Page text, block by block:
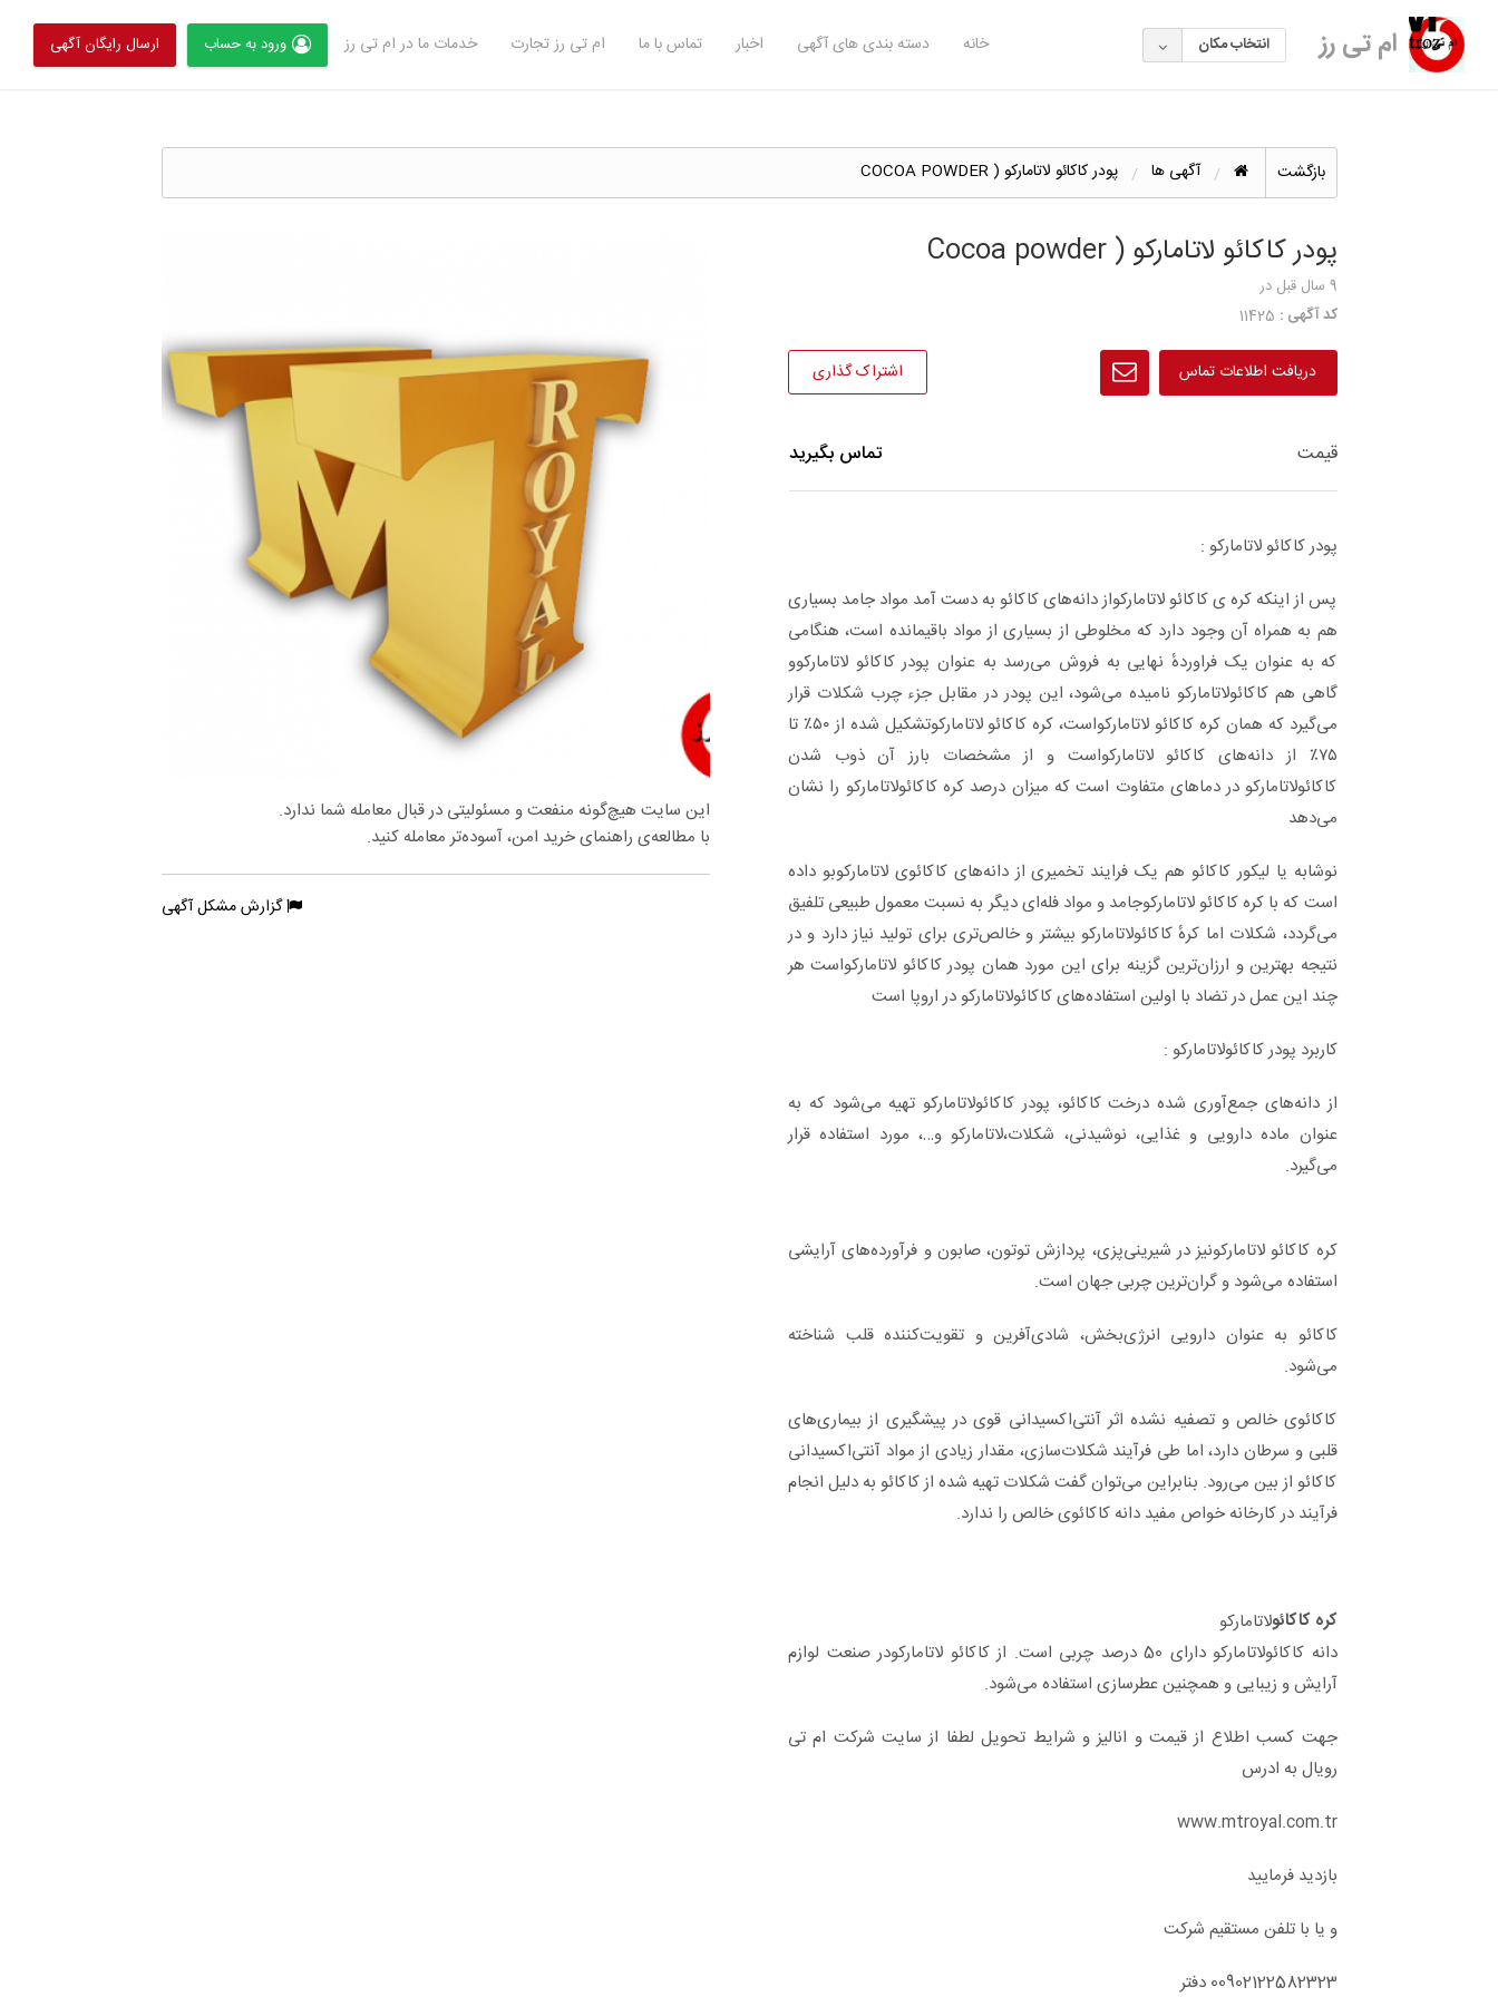
ام تی رز انتخاب مکان خانه دسته بندی های آگهی اخبار تماس با ما ام تی رز تجارت خدمات ما در ام تی رز ورود به حساب ارسال رایگان آگهی
بازگشت آگهی ها پودر کاکائو لاتامارکو ( COCOA POWDER
پودر کاکائو لاتامارکو ( Cocoa powder
9 سال قبل
در
کد آگهی :
دریافت اطلاعات تماس اشتراک گذاری
قیمت تماس بگیرید
پودر کاکائو لاتامارکو :
پس از اینکه کره ی کاکائو لاتامارکواز دانه‌های کاکائو به دست آمد مواد جامد بسیاری
هم به همراه آن وجود دارد که مخلوطی از بسیاری از مواد باقیمانده است، هنگامی
که به عنوان یک فراوردهٔ نهایی به فروش می‌رسد به عنوان پودر کاکائو لاتامارکوو
گاهی هم کاکائولاتامارکو نامیده می‌شود، این پودر در مقابل جزء چرب شکلات قرار
می‌گیرد که همان کره کاکائو لاتامارکواست، کره کاکائو لاتامارکوتشکیل شده از ۵۰٪ تا
۷۵٪ از دانه‌های کاکائو لاتامارکواست و از مشخصات بارز آن ذوب شدن
کاکائولاتامارکو در دماهای متفاوت است که میزان درصد کره کاکائولاتامارکو را نشان
می‌دهد
نوشابه یا لیکور کاکائو هم یک فرایند تخمیری از دانه‌های کاکائوی لاتامارکوبو داده
است که با کره کاکائو لاتامارکوجامد و مواد فله‌ای دیگر به نسبت معمول طبیعی تلفیق
می‌گردد، شکلات اما کرهٔ کاکائولاتامارکو بیشتر و خالص‌تری برای تولید نیاز دارد و در
نتیجه بهترین و ارزان‌ترین گزینه برای این مورد همان پودر کاکائو لاتامارکواست هر
چند این عمل در تضاد با اولین استفاده‌های کاکائولاتامارکو در اروپا است
کاربرد پودر کاکائولاتامارکو :
از دانه‌های جمع‌آوری شده درخت کاکائو، پودر کاکائولاتامارکو تهیه می‌شود که به
عنوان ماده دارویی و غذایی، نوشیدنی، شکلات،لاتامارکو و…، مورد استفاده قرار
می‌گیرد.
کره کاکائو لاتامارکونیز در شیرینی‌پزی، پردازش توتون، صابون و فرآورده‌های آرایشی
استفاده می‌شود و گران‌ترین چربی جهان است.
کاکائو به عنوان دارویی انرژی‌بخش، شادی‌آفرین و تقویت‌کننده قلب شناخته
می‌شود.
کاکائوی خالص و تصفیه نشده اثر آنتی‌اکسیدانی قوی در پیشگیری از بیماری‌های
قلبی و سرطان دارد، اما طی فرآیند شکلات‌سازی، مقدار زیادی از مواد آنتی‌اکسیدانی
کاکائو از بین می‌رود. بنابراین می‌توان گفت شکلات تهیه شده از کاکائو به دلیل انجام
فرآیند در کارخانه خواص مفید دانه کاکائوی خالص را ندارد.
کره کاکائولاتامارکو
دانه کاکائولاتامارکو دارای 50 درصد چربی است. از کاکائو لاتامارکودر صنعت لوازم
آرایش و زیبایی و همچنین عطرسازی استفاده می‌شود.
جهت کسب اطلاع از قیمت و انالیز و شرایط تحویل لطفا از سایت شرکت ام تی
رویال به ادرس
www.mtroyal.com.tr
بازدید فرمایید
و یا با تلفن مستقیم شرکت
00902122582323 دفتر
این سایت هیچ‌گونه منفعت و مسئولیتی در قبال معامله شما ندارد.
با مطالعه‌ی راهنمای خرید امن، آسوده‌تر معامله کنید.
گزارش مشکل آگهی